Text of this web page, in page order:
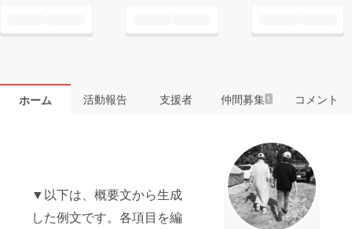
ホーム 活動報告 支援者 仲間募集 1 コメント
▼以下は、概要文から生成
した例文です。各項目を編